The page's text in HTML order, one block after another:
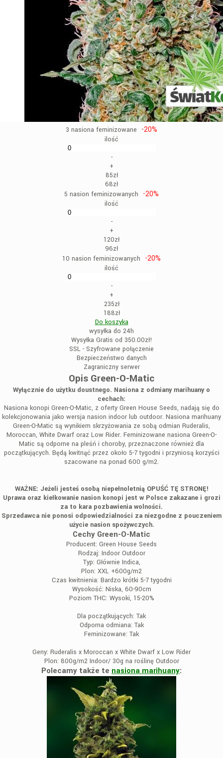
3 nasiona feminizowane -20%
ilość
-
+
85zł
68zł
5 nasion feminizowanych
-20%
ilość
-
+
120zł
96zł
10 nasion feminizowanych
-20%
ilość
-
+
235zł
188zł
Do koszyka
wysyłka do 24h
Wysyłka Gratis od 350.00zł!
SSL - Szyfrowane połączenie
Bezpieczeństwo danych
Zagraniczny serwer
Opis Green-O-Matic
Wyłącznie do użytku doustnego. Nasiona z odmiany marihuany o
cechach:
Nasiona konopi Green-O-Matic, z oferty Green House Seeds, nadają się do
kolekcjonowania jako wersja nasion indoor lub outdoor. Nasiona marihuany
Green-O-Matic są wynikiem skrzyżowania ze sobą odmian Ruderalis,
Moroccan, White Dwarf oraz Low Rider. Feminizowane nasiona Green-O-
Matic są odporne na pleśń i choroby, przeznaczone również dla
początkujących. Będą kwitnąć przez około 5-7 tygodni i przyniosą korzyści
szacowane na ponad 600 g/m2.
WAŻNE: Jeżeli jesteś osobą niepełnoletnią OPUŚĆ TĘ STRONĘ!
Uprawa oraz kiełkowanie nasion konopi jest w Polsce zakazane i grozi
za to kara pozbawienia wolności.
Sprzedawca nie ponosi odpowiedzialności za niezgodne z pouczeniem
użycie nasion spożywczych.
Cechy Green-O-Matic
Producent: Green House Seeds
Rodzaj: Indoor Outdoor
Typ: Głównie Indica,
Plon: XXL +600g/m2
Czas kwitnienia: Bardzo krótki 5-7 tygodni
Wysokość: Niska, 60-90cm
Poziom THC: Wysoki, 15-20%
Dla początkujących: Tak
Odporna odmiana: Tak
Feminizowane: Tak
Geny: Ruderalis x Moroccan x White Dwarf x Low Rider
Plon: 800g/m2 Indoor/ 30g na roślinę Outdoor
Polecamy także te nasiona marihuany: